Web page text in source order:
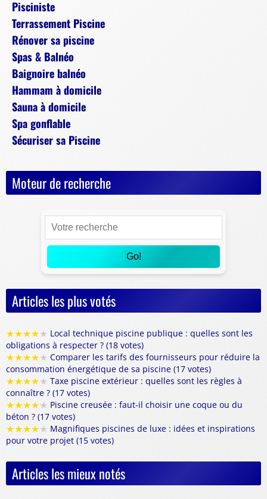
Pisciniste
Terrassement Piscine
Rénover sa piscine
Spas & Balnéo
Baignoire balnéo
Hammam à domicile
Sauna à domicile
Spa gonflable
Sécuriser sa Piscine
Moteur de recherche
Go!
Articles les plus votés
★★★★★ Local technique piscine publique : quelles sont les
obligations à respecter ? (18 votes)
★★★★★ Comparer les tarifs des fournisseurs pour réduire la
consommation énergétique de sa piscine (17 votes)
★★★★★ Taxe piscine extérieur : quelles sont les règles à
connaître ? (17 votes)
★★★★★ Piscine creusée : faut-il choisir une coque ou du
béton ? (17 votes)
★★★★★ Magnifiques piscines de luxe : idées et inspirations
pour votre projet (15 votes)
Articles les mieux notés